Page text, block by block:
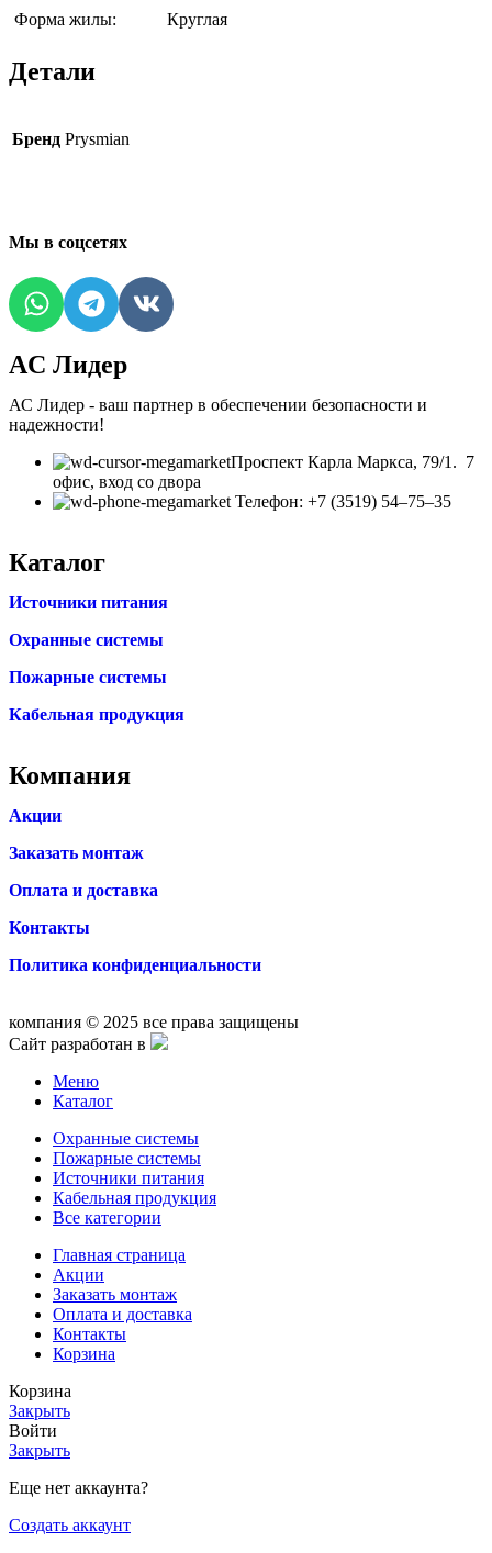
Форма жилы:
Круглая
Детали
Бренд Prysmian
Мы в соцсетях
AC Лидер
АС Лидер - ваш партнер в обеспечении безопасности и
надежности!
​Проспект Карла Маркса, 79/1. 7
офис, вход со двора
Телефон: +7 (3519) 54‒75‒35
Каталог
Источники питания
Охранные системы
Пожарные системы
Кабельная продукция
Компания
Акции
Заказать монтаж
Оплата и доставка
Контакты
Политика конфиденциальности
компания © 2025 все права защищены
Сайт разработан в
Меню
Каталог
Охранные системы
Пожарные системы
Источники питания
Кабельная продукция
Все категории
Главная страница
Акции
Заказать монтаж
Оплата и доставка
Контакты
Корзина
Корзина
Закрыть
Войти
Закрыть
Еще нет аккаунта?
Создать аккаунт